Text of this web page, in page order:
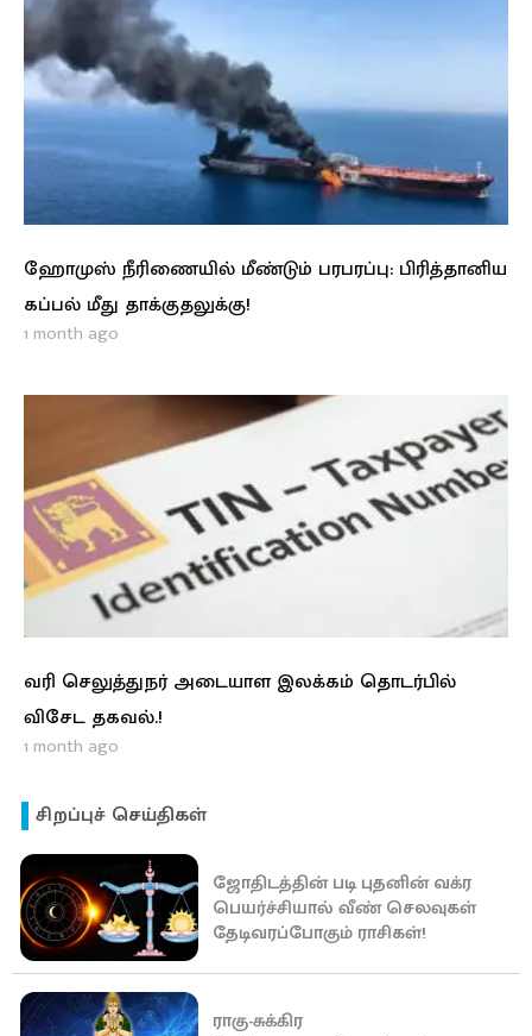
ஹோமுஸ் நீரிணையில் மீண்டும் பரபரப்பு: பிரித்தானிய
கப்பல் மீது தாக்குதலுக்கு!
1 month ago
வரி செலுத்துநர் அடையாள இலக்கம் தொடர்பில்
விசேட தகவல்.!
1 month ago
சிறப்புச் செய்திகள்
ஜோதிடத்தின் படி புதனின் வக்ர
பெயர்ச்சியால் வீண் செலவுகள்
தேடிவரப்போகும் ராசிகள்!
ராகு-சுக்கிர